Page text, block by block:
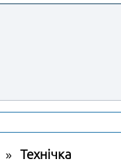
» Технічка